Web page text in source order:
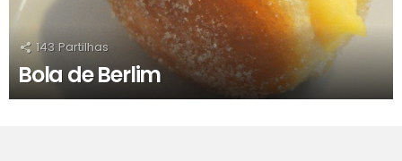
143 Partilhas
Bola de Berlim